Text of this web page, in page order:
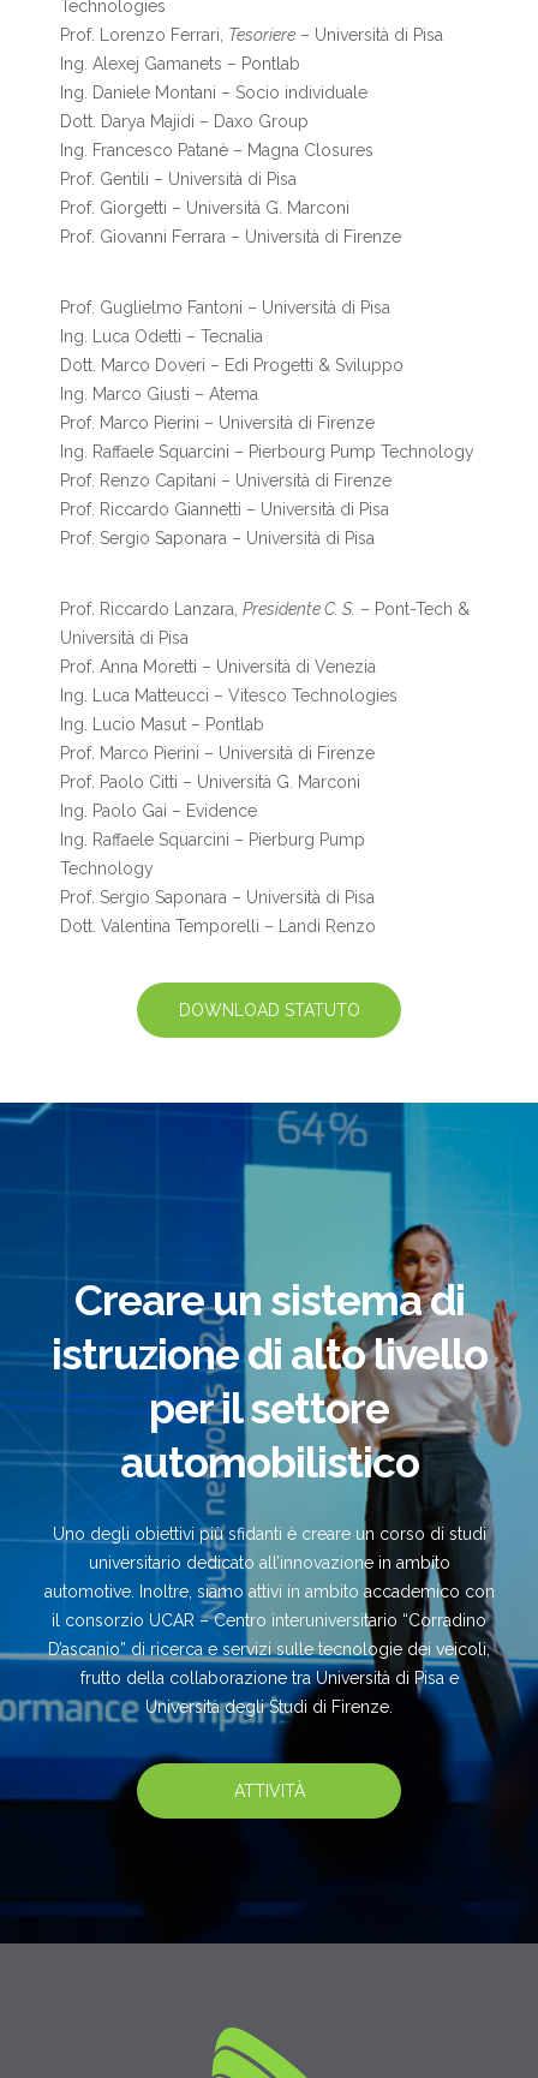
Technologies
Prof. Lorenzo Ferrari, Tesoriere – Università di Pisa
Ing. Alexej Gamanets – Pontlab
Ing. Daniele Montani – Socio individuale
Dott. Darya Majidi – Daxo Group
Ing. Francesco Patanè – Magna Closures
Prof. Gentili – Università di Pisa
Prof. Giorgetti – Università G. Marconi
Prof. Giovanni Ferrara – Università di Firenze
Prof. Guglielmo Fantoni – Università di Pisa
Ing. Luca Odetti – Tecnalia
Dott. Marco Doveri – Edi Progetti & Sviluppo
Ing. Marco Giusti – Atema
Prof. Marco Pierini – Università di Firenze
Ing. Raffaele Squarcini – Pierbourg Pump Technology
Prof. Renzo Capitani – Università di Firenze
Prof. Riccardo Giannetti – Università di Pisa
Prof. Sergio Saponara – Università di Pisa
Prof. Riccardo Lanzara, Presidente C. S. – Pont-Tech &
Università di Pisa
Prof. Anna Moretti – Università di Venezia
Ing. Luca Matteucci – Vitesco Technologies
Ing. Lucio Masut – Pontlab
Prof. Marco Pierini – Università di Firenze
Prof. Paolo Citti – Università G. Marconi
Ing. Paolo Gai – Evidence
Ing. Raffaele Squarcini – Pierburg Pump
Technology
Prof. Sergio Saponara – Università di Pisa
Dott. Valentina Temporelli – Landi Renzo
DOWNLOAD STATUTO
Creare un sistema di
istruzione di alto livello
per il settore
automobilistico
Uno degli obiettivi più sfidanti è creare un corso di studi
universitario dedicato all’innovazione in ambito
automotive. Inoltre, siamo attivi in ambito accademico con
il consorzio UCAR – Centro interuniversitario “Corradino
D’ascanio” di ricerca e servizi sulle tecnologie dei veicoli,
frutto della collaborazione tra Università di Pisa e
Università degli Studi di Firenze.
ATTIVITÀ